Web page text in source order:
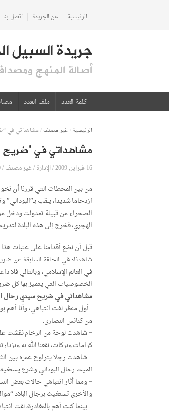
الرئيسية عن الجريدة اتصل بنا
جريدة السبيل
أصالة المنهج
كلمة العدد ملف العدد
الرئيسية/غير مصنف/مشاهداتي في
مشاهداتي في “ضريح
16 فبراير, 2009 /الإدارة/غير مصنف/
0
من بين المحطات التي قررنا أن
ازدحاما شديدا، يلقب
الصحراء من قبيلة تمدولت ودخل
الهجري، فخرج إلى هذه البلدة
قبل أن نضع أقدامنا على عتبات
شاهدناه في الحلقة السابقة عن
في العالم الإسلامي، وبالتالي
الخصوصيات التي يتميز بها كل
مشاهداتي في ضريح سيدي رحال
¬أول منظر لفت انتباهي، وأنا
من كنائس النصارى.
¬ شاهدت لوحة من الرخام نقشت
كرامات وبركات، نفعنا الله به
¬ شاهدت رجلا يتراوح عمره بين
الميت رحال البودالي وشرع
¬ ومما أثار انتباهي حالات بعض
والأخرى تستغيث برجال البلاد
¬ بينما كنت أهم بالمغادرة، لفت